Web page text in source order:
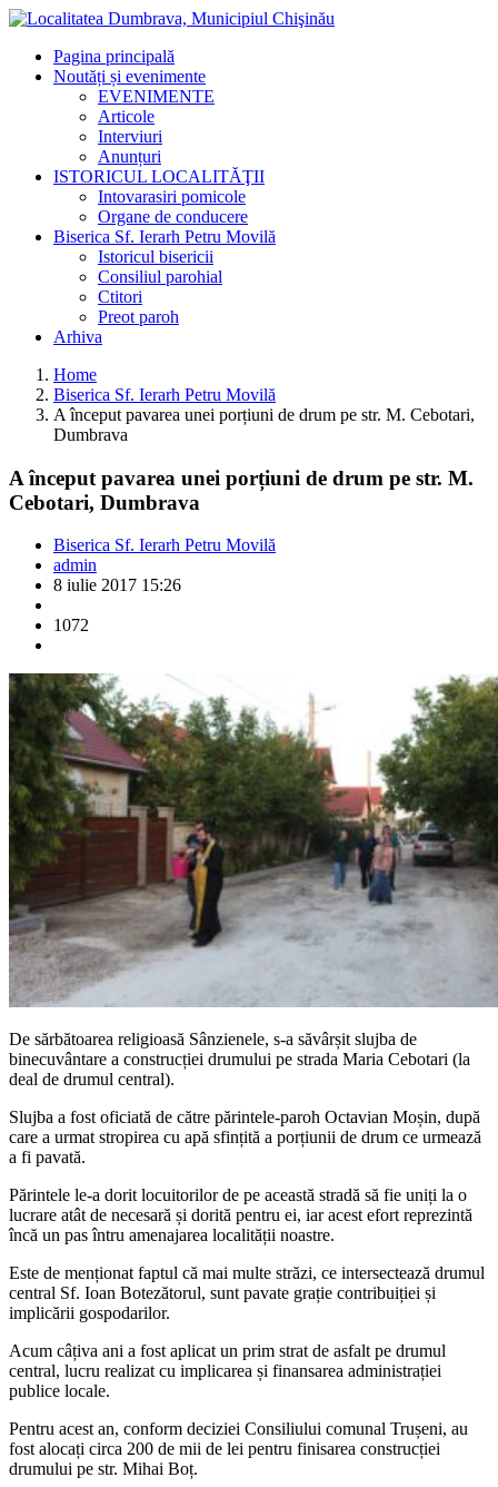
Pagina principală
Noutăți și evenimente
EVENIMENTE
Articole
Interviuri
Anunțuri
ISTORICUL LOCALITĂŢII
Intovarasiri pomicole
Organe de conducere
Biserica Sf. Ierarh Petru Movilă
Istoricul bisericii
Consiliul parohial
Ctitori
Preot paroh
Arhiva
Home
Biserica Sf. Ierarh Petru Movilă
A început pavarea unei porțiuni de drum pe str. M. Cebotari,
Dumbrava
A început pavarea unei porțiuni de drum pe str. M.
Cebotari, Dumbrava
Biserica Sf. Ierarh Petru Movilă
admin
8 iulie 2017 15:26
1072
De sărbătoarea religioasă Sânzienele, s-a săvârșit slujba de
binecuvântare a construcției drumului pe strada Maria Cebotari (la
deal de drumul central).
Slujba a fost oficiată de către părintele-paroh Octavian Moșin, după
care a urmat stropirea cu apă sfințită a porțiunii de drum ce urmează
a fi pavată.
Părintele le-a dorit locuitorilor de pe această stradă să fie uniți la o
lucrare atât de necesară și dorită pentru ei, iar acest efort reprezintă
încă un pas întru amenajarea localității noastre.
Este de menționat faptul că mai multe străzi, ce intersectează drumul
central Sf. Ioan Botezătorul, sunt pavate grație contribuiției și
implicării gospodarilor.
Acum câțiva ani a fost aplicat un prim strat de asfalt pe drumul
central, lucru realizat cu implicarea și finansarea administrației
publice locale.
Pentru acest an, conform deciziei Consiliului comunal Trușeni, au
fost alocați circa 200 de mii de lei pentru finisarea construcției
drumului pe str. Mihai Boț.